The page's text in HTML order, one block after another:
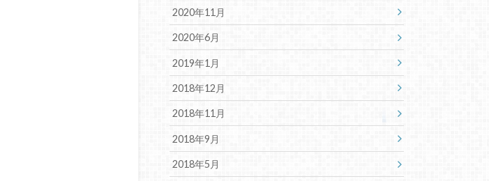
2020年11月
2020年6月
2019年1月
2018年12月
2018年11月
2018年9月
2018年5月